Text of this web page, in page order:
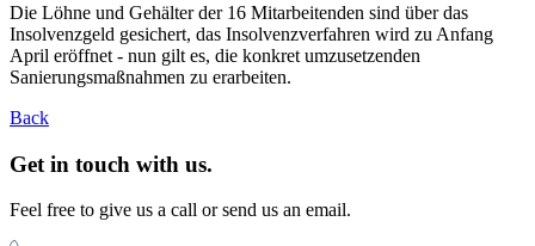
Die Löhne und Gehälter der 16 Mitarbeitenden sind über das
Insolvenzgeld gesichert, das Insolvenzverfahren wird zu Anfang
April eröffnet - nun gilt es, die konkret umzusetzenden
Sanierungsmaßnahmen zu erarbeiten.
Back
Get in touch with us.
Feel free to give us a call or send us an email.